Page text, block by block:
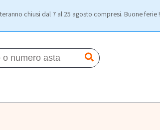
chiusi dal 7 al 25 agosto compresi. Buone ferie !